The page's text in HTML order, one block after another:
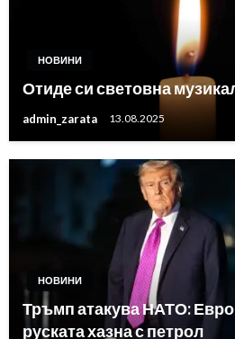
НОВИНИ
Отиде си световна
admin_zarata 13.08.2025
НОВИНИ
Тръмп атакува НАТО:
руската хазна с петрол